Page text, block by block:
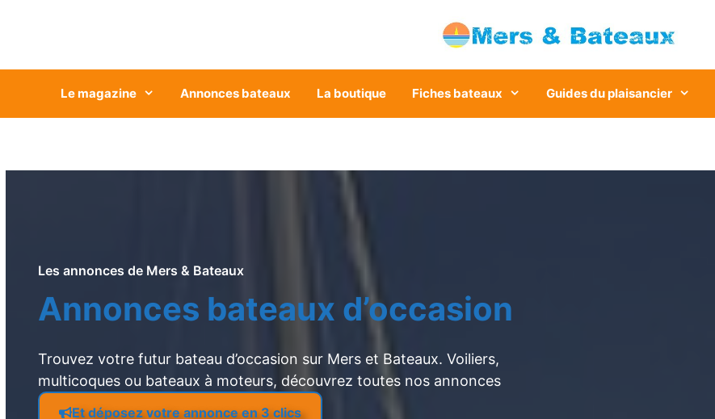
Le magazine Annonces bateaux La boutique Fiches bateaux Guides du plaisancier
Les annonces de Mers & Bateaux
Annonces bateaux d’occasion
Trouvez votre futur bateau d’occasion sur Mers et Bateaux. Voiliers,
multicoques ou bateaux à moteurs, découvrez toutes nos annonces
Et déposez votre annonce en 3 clics